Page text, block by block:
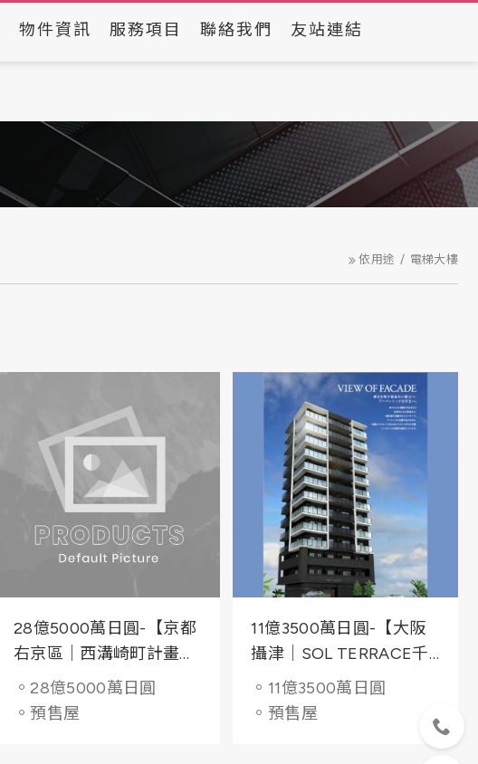
物件資訊 服務項目 聯絡我們 友站連結
依用途 電梯大樓
28億5000萬日圓-【京都
右京區｜西溝崎町計畫Ⅱ
新建工程】鄰近AEON
MALL購物中心
。28億5000萬日圓
。預售屋
11億3500萬日圓-【大阪
攝津｜SOL TERRACE千
里丘】智慧公寓與雙鐵核
心的現代質感生活
。11億3500萬日圓
。預售屋